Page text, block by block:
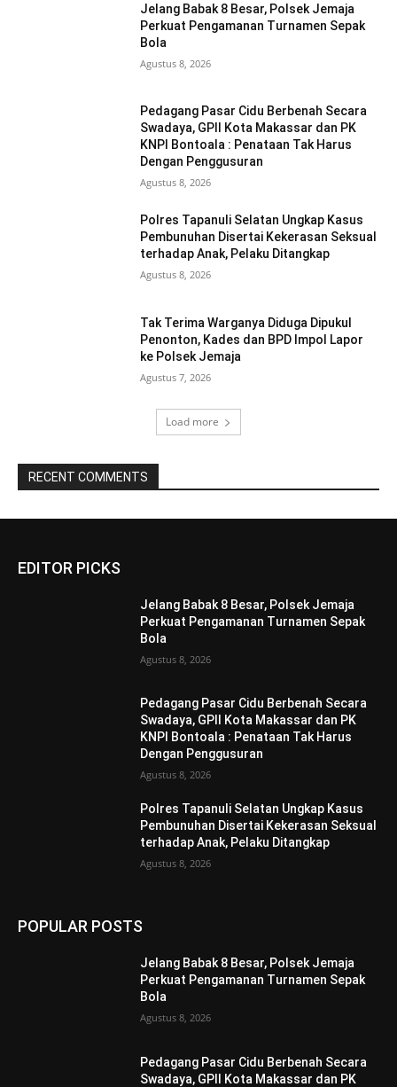
Jelang Babak 8 Besar, Polsek Jemaja
Perkuat Pengamanan Turnamen Sepak
Bola
Agustus 8, 2026
Pedagang Pasar Cidu Berbenah Secara
Swadaya, GPII Kota Makassar dan PK
KNPI Bontoala : Penataan Tak Harus
Dengan Penggusuran
Agustus 8, 2026
Polres Tapanuli Selatan Ungkap Kasus
Pembunuhan Disertai Kekerasan Seksual
terhadap Anak, Pelaku Ditangkap
Agustus 8, 2026
Tak Terima Warganya Diduga Dipukul
Penonton, Kades dan BPD Impol Lapor
ke Polsek Jemaja
Agustus 7, 2026
Load more
RECENT COMMENTS
EDITOR PICKS
Jelang Babak 8 Besar, Polsek Jemaja
Perkuat Pengamanan Turnamen Sepak
Bola
Agustus 8, 2026
Pedagang Pasar Cidu Berbenah Secara
Swadaya, GPII Kota Makassar dan PK
KNPI Bontoala : Penataan Tak Harus
Dengan Penggusuran
Agustus 8, 2026
Polres Tapanuli Selatan Ungkap Kasus
Pembunuhan Disertai Kekerasan Seksual
terhadap Anak, Pelaku Ditangkap
Agustus 8, 2026
POPULAR POSTS
Jelang Babak 8 Besar, Polsek Jemaja
Perkuat Pengamanan Turnamen Sepak
Bola
Agustus 8, 2026
Pedagang Pasar Cidu Berbenah Secara
Swadaya, GPII Kota Makassar dan PK